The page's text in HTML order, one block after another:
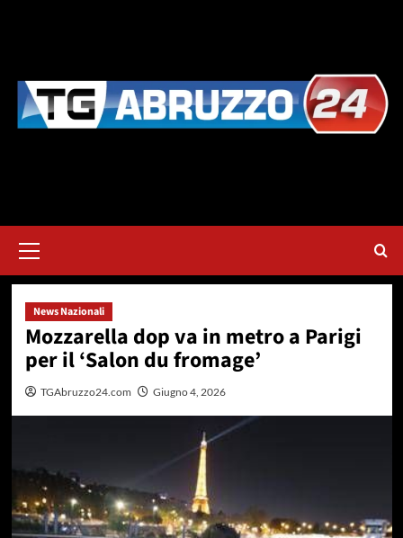
principale
News Nazionali
Mozzarella dop va in metro a Parigi
per il ‘Salon du fromage’
TGAbruzzo24.com Giugno 4, 2026